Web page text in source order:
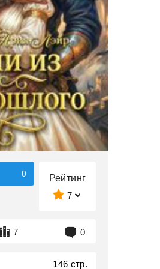
Рейтинг
7
7 0
0
146 стр.